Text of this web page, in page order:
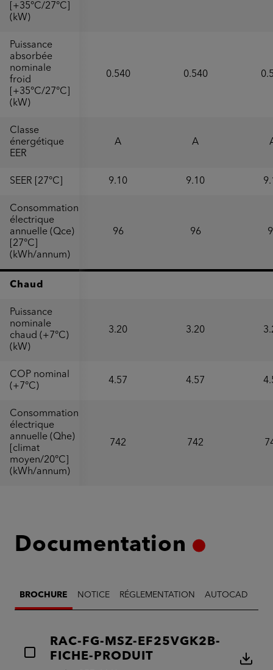
[+35°C/27°C]
(kW)
Puissance
absorbée
nominale
froid
[+35°C/27°C]
(kW)
Classe
énergétique
EER
SEER [27°C]
Consommation
électrique
annuelle (Qce)
[27°C]
(kWh/annum)
Chaud
Puissance
nominale
chaud (+7°C)
(kW)
COP nominal
(+7°C)
Consommation
électrique
annuelle (Qhe)
[climat
moyen/20°C]
(kWh/annum)
0.540
A
9.10
96
3.20
4.57
742
0.540
A
9.10
96
3.20
4.57
742
Documentation
BROCHURE NOTICE RÉGLEMENTATION AUTOCAD
RAC-FG-MSZ-EF25VGK2B-
FICHE-PRODUIT